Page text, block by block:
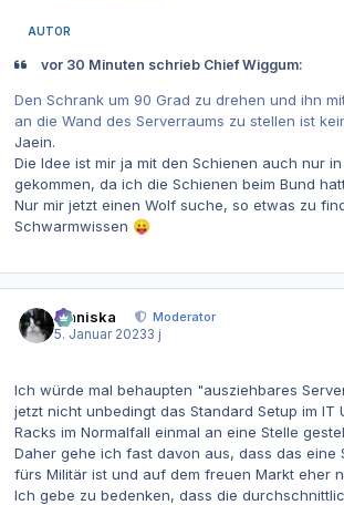
AUTOR
vor 30 Minuten schrieb Chief Wiggum:
Den Schrank um 90 Grad zu drehen und ihn
an die Wand des Serverraums zu stellen ist
Jaein.
Die Idee ist mir ja mit den Schienen auch nur
gekommen, da ich die Schienen beim Bund
Nur mir jetzt einen Wolf suche, so etwas zu
Schwarmwissen 😛
Maniska
Moderator
5. Januar 20233 j
Ich würde mal behaupten "ausziehbares
jetzt nicht unbedingt das Standard Setup im IT
Racks im Normalfall einmal an eine Stelle
Daher gehe ich fast davon aus, dass das eine
fürs Militär ist und auf dem freuen Markt eher
Ich gebe zu bedenken, dass die